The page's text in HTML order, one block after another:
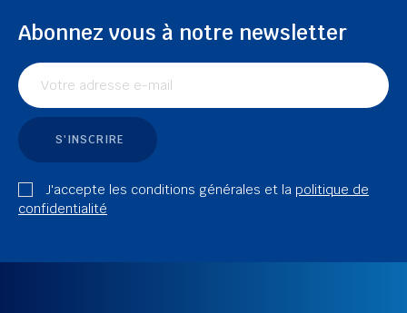
Abonnez vous à notre newsletter
S'INSCRIRE
J'accepte les conditions générales et la politique de
confidentialité